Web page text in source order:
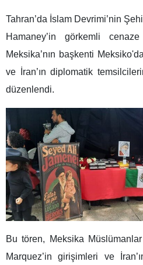
Tahran’da İslam Devrimi’nin
Hamaney’in görkemli
Meksika’nın başkenti
ve İran’ın diplomatik
düzenlendi.
Bu tören, Meksika
Marquez’in girişimleri ve